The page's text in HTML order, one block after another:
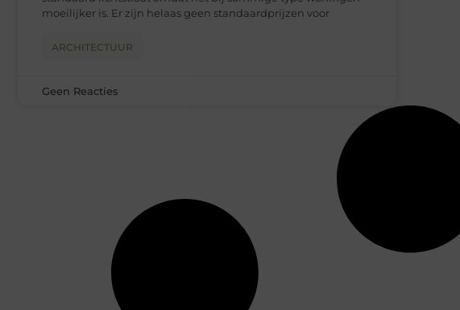
moeilijker is. Er zijn helaas geen standaardprijzen voor
ARCHITECTUUR
Geen Reacties